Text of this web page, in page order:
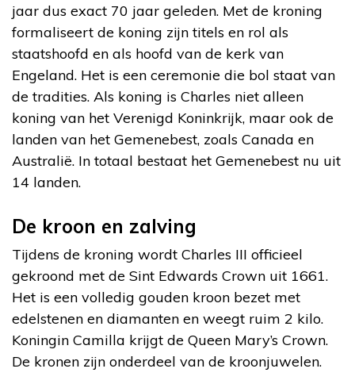
jaar dus exact 70 jaar geleden. Met de kroning
formaliseert de koning zijn titels en rol als
staatshoofd en als hoofd van de kerk van
Engeland. Het is een ceremonie die bol staat van
de tradities. Als koning is Charles niet alleen
koning van het Verenigd Koninkrijk, maar ook de
landen van het Gemenebest, zoals Canada en
Australië. In totaal bestaat het Gemenebest nu uit
14 landen.
De kroon en zalving
Tijdens de kroning wordt Charles III officieel
gekroond met de Sint Edwards Crown uit 1661.
Het is een volledig gouden kroon bezet met
edelstenen en diamanten en weegt ruim 2 kilo.
Koningin Camilla krijgt de Queen Mary’s Crown.
De kronen zijn onderdeel van de kroonjuwelen.